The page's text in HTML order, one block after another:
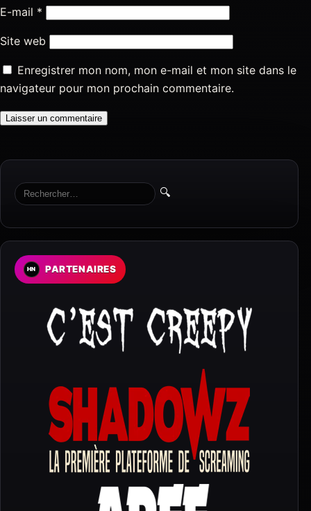
E-mail *
Site web
Enregistrer mon nom, mon e-mail et mon site dans le
navigateur pour mon prochain commentaire.
🔍
PARTENAIRES